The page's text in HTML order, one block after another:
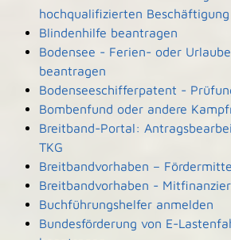
hochqualifizierten
Blindenhilfe beantragen
Bodensee - Ferien- oder
beantragen
Bodenseeschifferpatent -
Bombenfund oder andere
Breitband-Portal:
TKG
Breitbandvorhaben –
Breitbandvorhaben -
Buchführungshelfer anmelden
Bundesförderung von E-